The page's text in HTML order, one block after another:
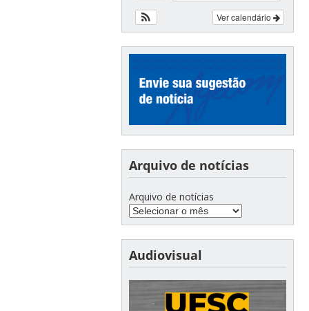
Ver calendário
Arquivo de notícias
Arquivo de notícias
Audiovisual